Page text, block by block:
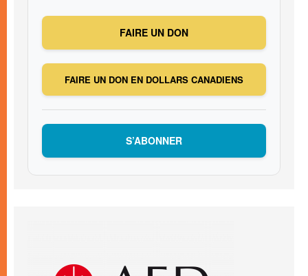
FAIRE UN DON
FAIRE UN DON EN DOLLARS CANADIENS
S’ABONNER